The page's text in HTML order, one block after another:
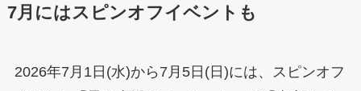
7月にはスピンオフイベントも
2026年7月1日(水)から7月5日(日)には、スピンオフ